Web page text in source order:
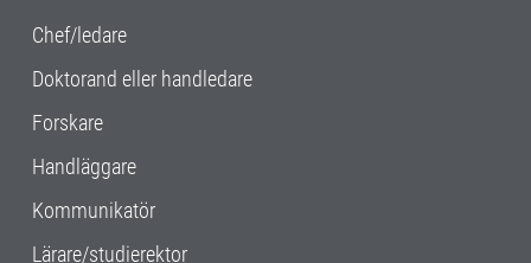
Chef/ledare
Doktorand eller handledare
Forskare
Handläggare
Kommunikatör
Lärare/studierektor